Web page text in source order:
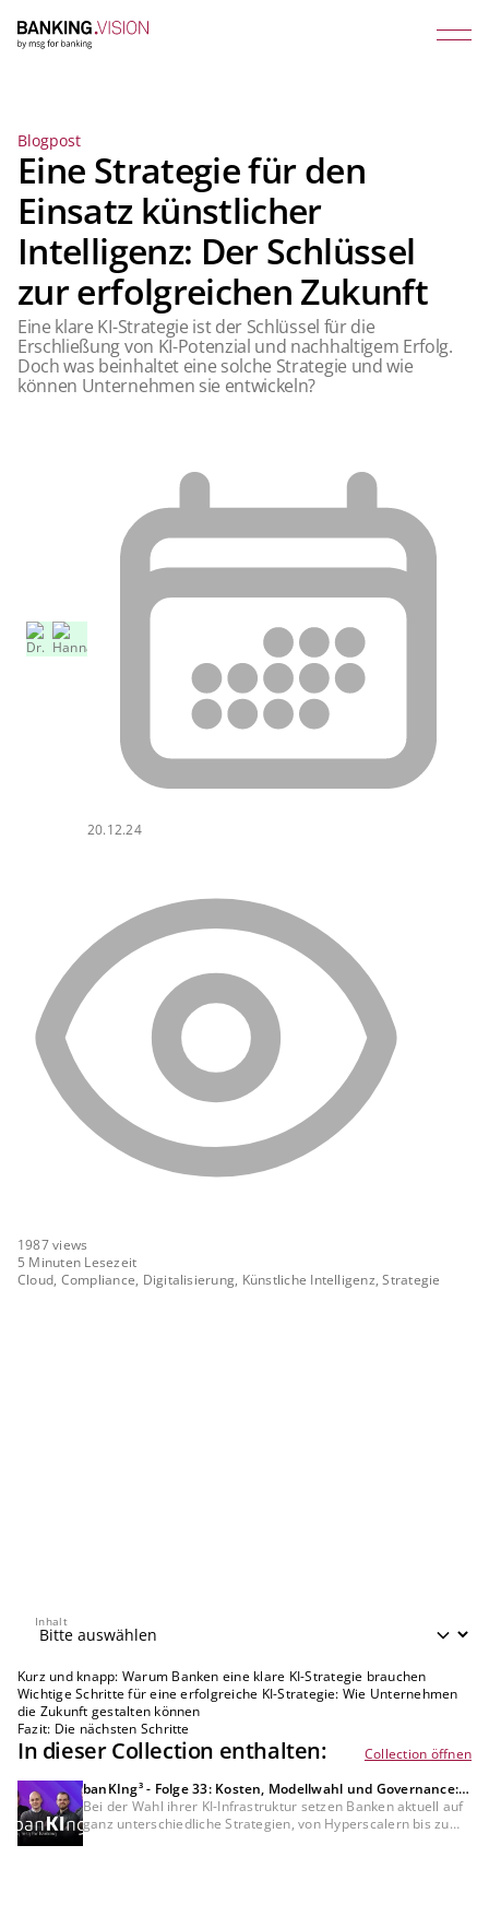
Blogpost
Eine Strategie für den
Einsatz künstlicher
Intelligenz: Der Schlüssel
zur erfolgreichen Zukunft
Eine klare KI-Strategie ist der Schlüssel für die
Erschließung von KI-Potenzial und nachhaltigem Erfolg.
Doch was beinhaltet eine solche Strategie und wie
können Unternehmen sie entwickeln?
20.12.24
1987views
5 Minuten Lesezeit
Cloud, Compliance, Digitalisierung, Künstliche Intelligenz, Strategie
Inhalt
Inhalt
Kurz und knapp: Warum Banken eine klare KI-Strategie brauchen
Wichtige Schritte für eine erfolgreiche KI-Strategie: Wie Unternehmen
die Zukunft gestalten können
Fazit: Die nächsten Schritte
In dieser Collection enthalten:
Collection öffnen
banKIng³ - Folge 33: Kosten, Modellwahl und Governance:
Wie Banken ihre KI-Infrastruktur wählen
Bei der Wahl ihrer KI-Infrastruktur setzen Banken aktuell auf
ganz unterschiedliche Strategien, von Hyperscalern bis zu